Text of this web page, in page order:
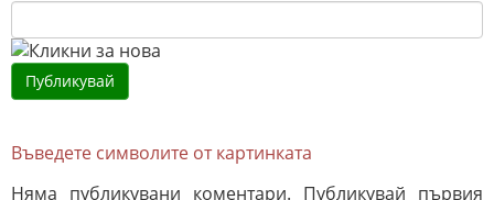
Въведете символите от картинката
Няма публикувани коментари. Публикувай първия